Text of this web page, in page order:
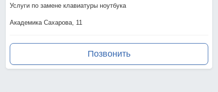
Услуги по замене клавиатуры ноутбука
Академика Сахарова, 11
Позвонить